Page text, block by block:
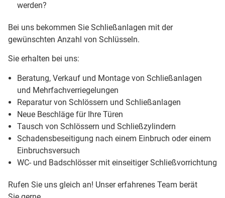
werden?
Bei uns bekommen Sie Schließanlagen mit der
gewünschten Anzahl von Schlüsseln.
Sie erhalten bei uns:
Beratung, Verkauf und Montage von Schließanlagen
und Mehrfachverriegelungen
Reparatur von Schlössern und Schließanlagen
Neue Beschläge für Ihre Türen
Tausch von Schlössern und Schließzylindern
Schadensbeseitigung nach einem Einbruch oder einem
Einbruchsversuch
WC- und Badschlösser mit einseitiger Schließvorrichtung
Rufen Sie uns gleich an! Unser erfahrenes Team berät